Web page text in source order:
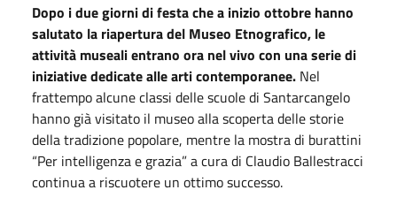
Dopo i due giorni di festa che a inizio ottobre hanno
salutato la riapertura del Museo Etnografico, le
attività museali entrano ora nel vivo con una serie di
iniziative dedicate alle arti contemporanee. Nel
frattempo alcune classi delle scuole di Santarcangelo
hanno già visitato il museo alla scoperta delle storie
della tradizione popolare, mentre la mostra di burattini
“Per intelligenza e grazia” a cura di Claudio Ballestracci
continua a riscuotere un ottimo successo.